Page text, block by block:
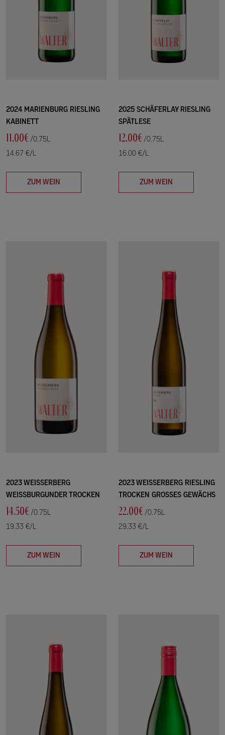
2024 MARIENBURG RIESLING
KABINETT
11.00€ /0.75L
14.67 €/L
ZUM WEIN
2025 SCHÄFERLAY RIESLING
SPÄTLESE
12.00€ /0.75L
16.00 €/L
ZUM WEIN
2023 WEISSERBERG
WEISSBURGUNDER TROCKEN
14.50€ /0.75L
19.33 €/L
ZUM WEIN
2023 WEISSERBERG RIESLING
TROCKEN GROSSES GEWÄCHS
22.00€ /0.75L
29.33 €/L
ZUM WEIN